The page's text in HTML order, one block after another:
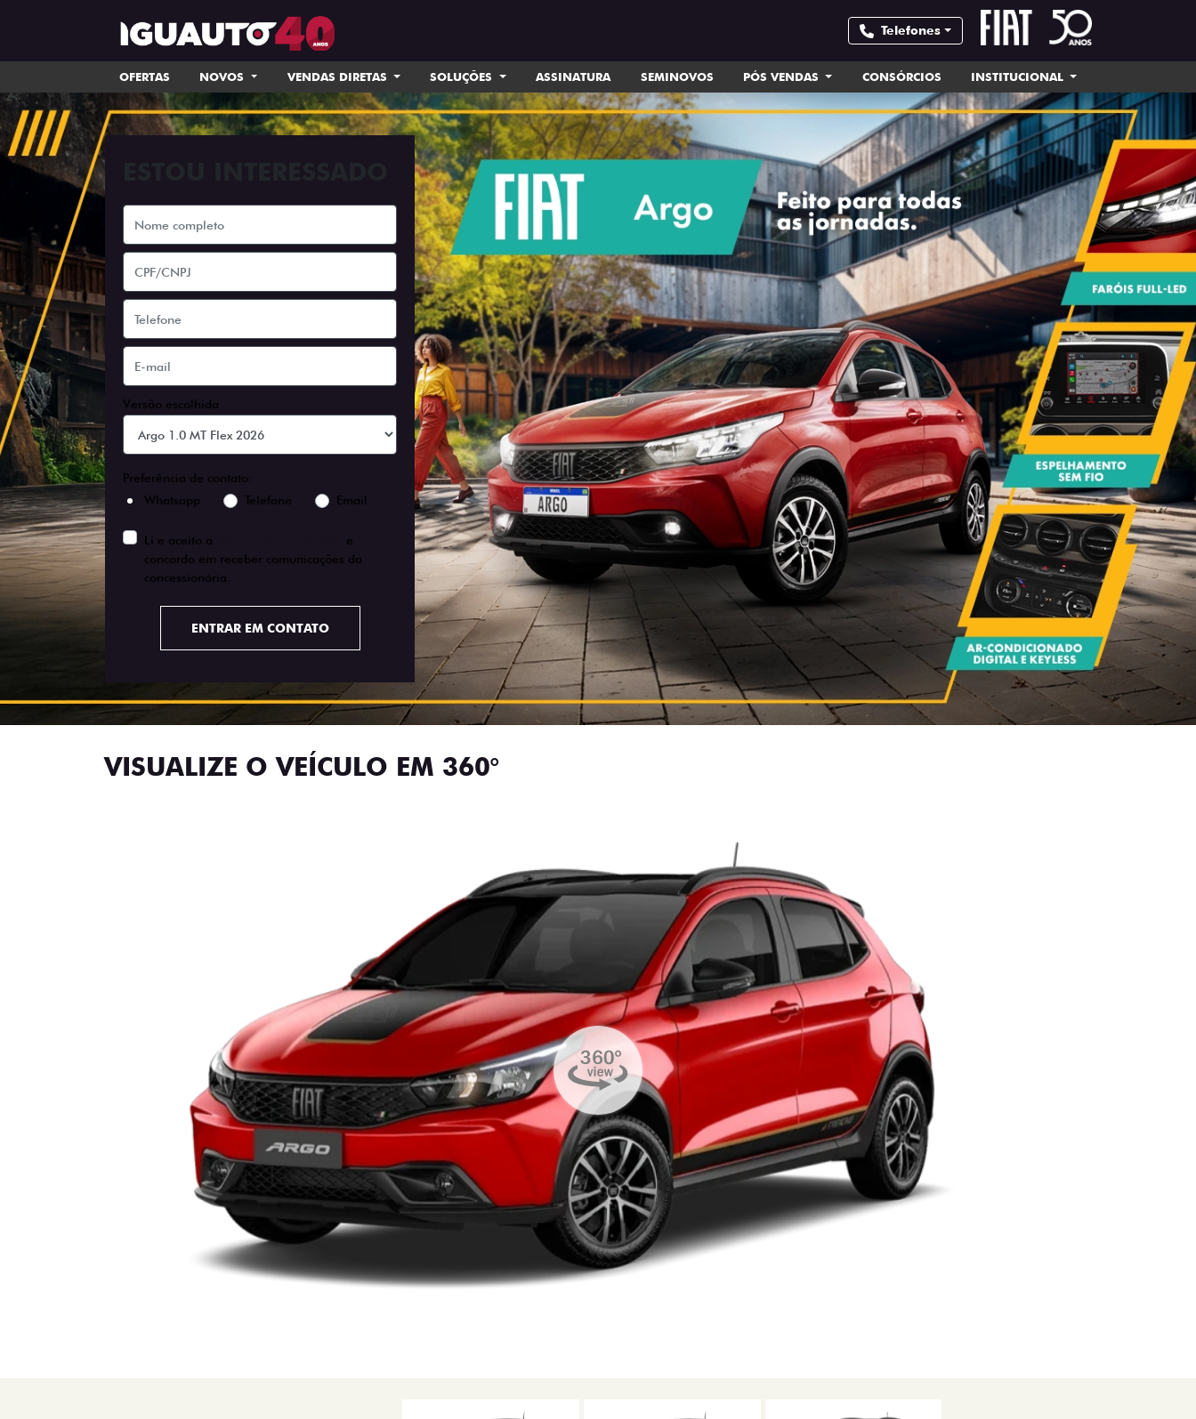
Telefones
OFERTAS NOVOS VENDAS DIRETAS SOLUÇÕES ASSINATURA SEMINOVOS PÓS VENDAS CONSÓRCIOS INSTITUCIONAL
Versão escolhida
Preferência de contato:
Whatsapp
Telefone Email
Li e aceito a
e
concordo em receber comunicações da
concessionária.
ENTRAR EM CONTATO
VISUALIZE O VEÍCULO EM 360°